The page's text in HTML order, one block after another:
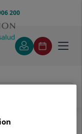
200
Melus